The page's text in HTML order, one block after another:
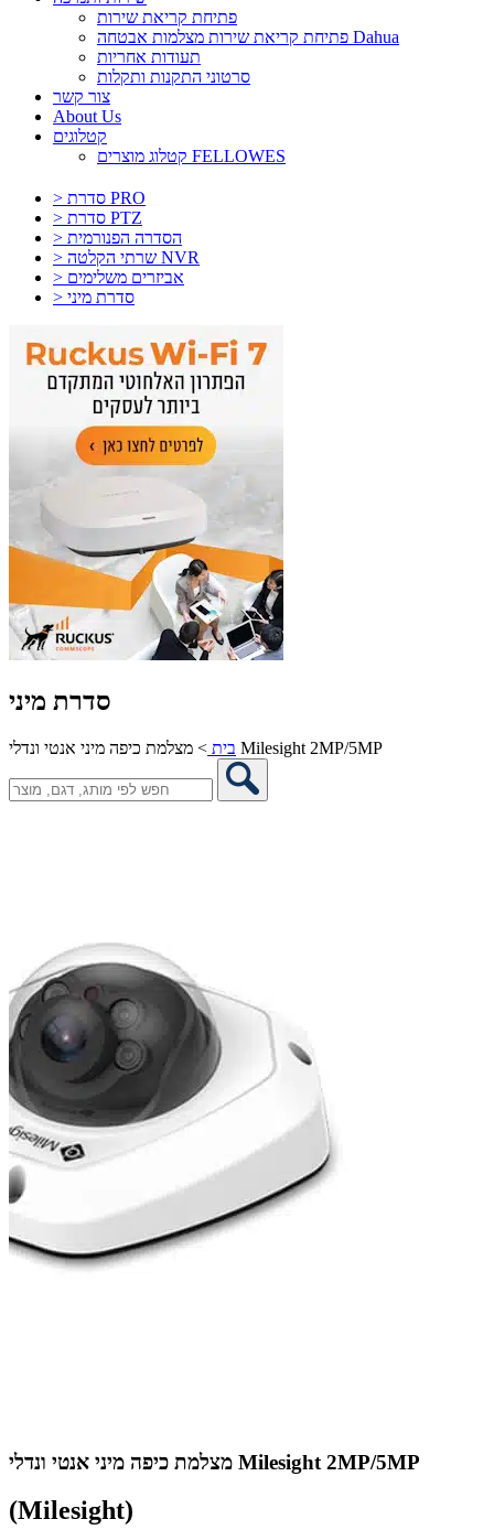
פתיחת קריאת שירות
פתיחת קריאת שירות מצלמות אבטחה Dahua
תעודות אחריות
סרטוני התקנות ותקלות
צור קשר
About Us
קטלוגים
קטלוג מוצרים FELLOWES
> סדרת PRO
> סדרת PTZ
> הסדרה הפנורמית
> שרתי הקלטה NVR
> אביזרים משלימים
> סדרת מיני
סדרת מיני
בית > מצלמת כיפה מיני אנטי ונדלי Milesight 2MP/5MP
מצלמת כיפה מיני אנטי ונדלי Milesight 2MP/5MP
(Milesight)